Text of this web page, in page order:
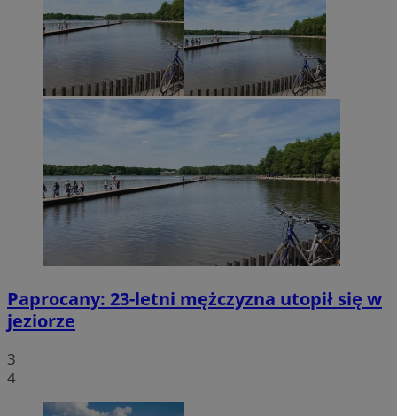
Paprocany: 23-letni mężczyzna utopił się w
jeziorze
3
4